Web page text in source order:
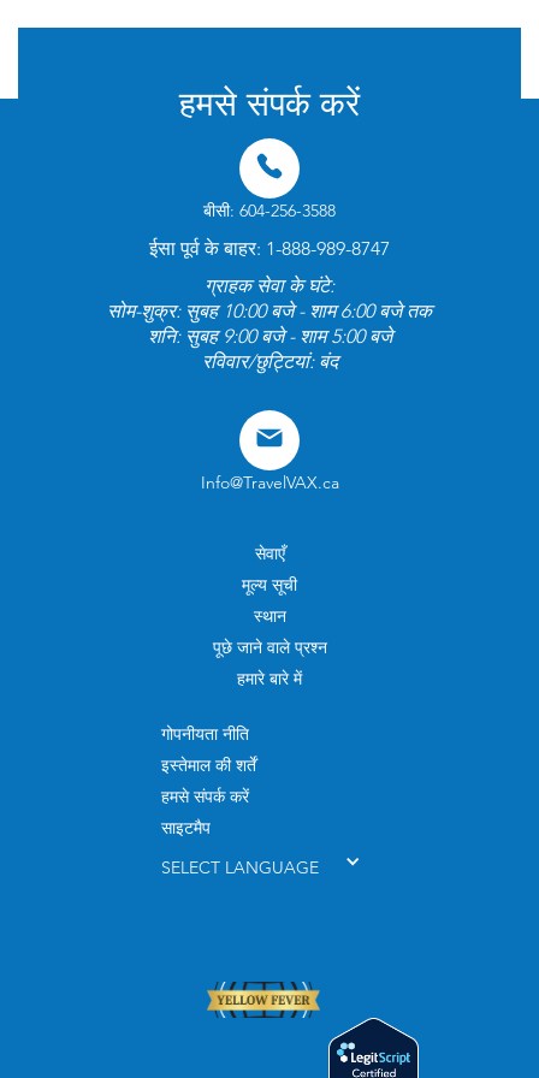
हमसे संपर्क करें
बीसी: 604-256-3588
ईसा पूर्व के बाहर: 1-888-989-8747
ग्राहक सेवा के घंटे:
सोम-शुक्र: सुबह 10:00 बजे - शाम 6:00 बजे तक
शनि: सुबह 9:00 बजे - शाम 5:00 बजे
रविवार/छुट्टियां: बंद
Info@TravelVAX.ca
सेवाएँ
मूल्य सूची
स्थान
पूछे जाने वाले प्रश्न
हमारे बारे में
गोपनीयता नीति
इस्तेमाल की शर्तें
हमसे संपर्क करें
साइटमैप
SELECT LANGUAGE